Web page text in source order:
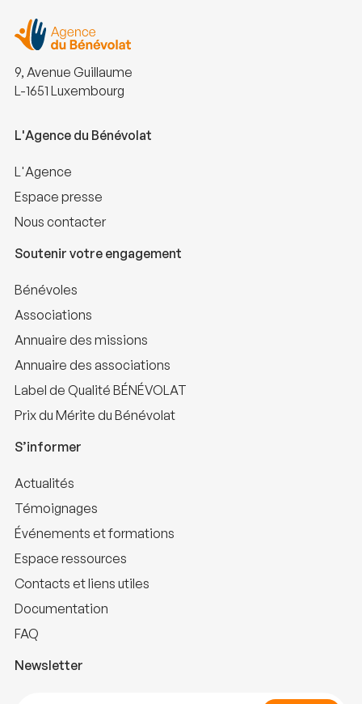
9, Avenue Guillaume
L-1651 Luxembourg
L'Agence du Bénévolat
L'Agence
Espace presse
Nous contacter
Soutenir votre engagement
Bénévoles
Associations
Annuaire des missions
Annuaire des associations
Label de Qualité BÉNÉVOLAT
Prix du Mérite du Bénévolat
S’informer
Actualités
Témoignages
Événements et formations
Espace ressources
Contacts et liens utiles
Documentation
FAQ
Newsletter